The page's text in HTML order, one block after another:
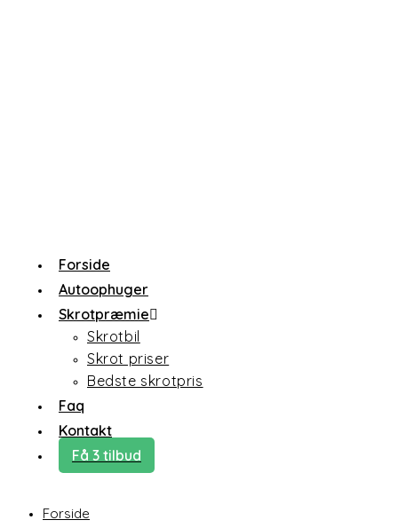
Forside
Autoophuger
Skrotpræmie
Skrotbil
Skrot priser
Bedste skrotpris
Faq
Kontakt
Få 3 tilbud
Forside